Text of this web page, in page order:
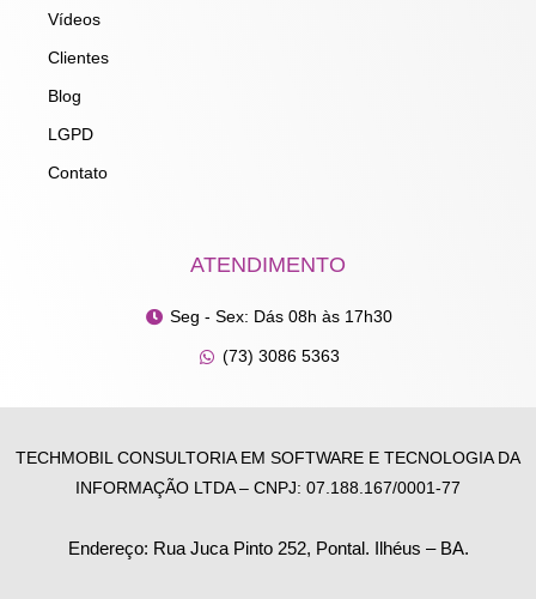
Vídeos
Clientes
Blog
LGPD
Contato
ATENDIMENTO
Seg - Sex: Dás 08h às 17h30
(73) 3086 5363
TECHMOBIL CONSULTORIA EM SOFTWARE E TECNOLOGIA DA
INFORMAÇÃO LTDA – CNPJ: 07.188.167/0001-77
Endereço: Rua Juca Pinto 252, Pontal. Ilhéus – BA.